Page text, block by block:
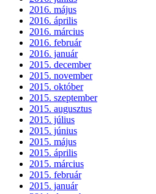
2016. május
2016. április
2016. március
2016. február
2016. január
2015. december
2015. november
2015. október
2015. szeptember
2015. augusztus
2015. július
2015. június
2015. május
2015. április
2015. március
2015. február
2015. január